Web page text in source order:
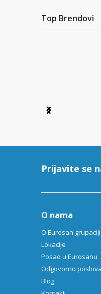
Top Brendovi
Item
Prijavite se
O nama
O Eurosan grupaciji
Lokacije
Posao u Eurosanu
Odgovorno
Blog